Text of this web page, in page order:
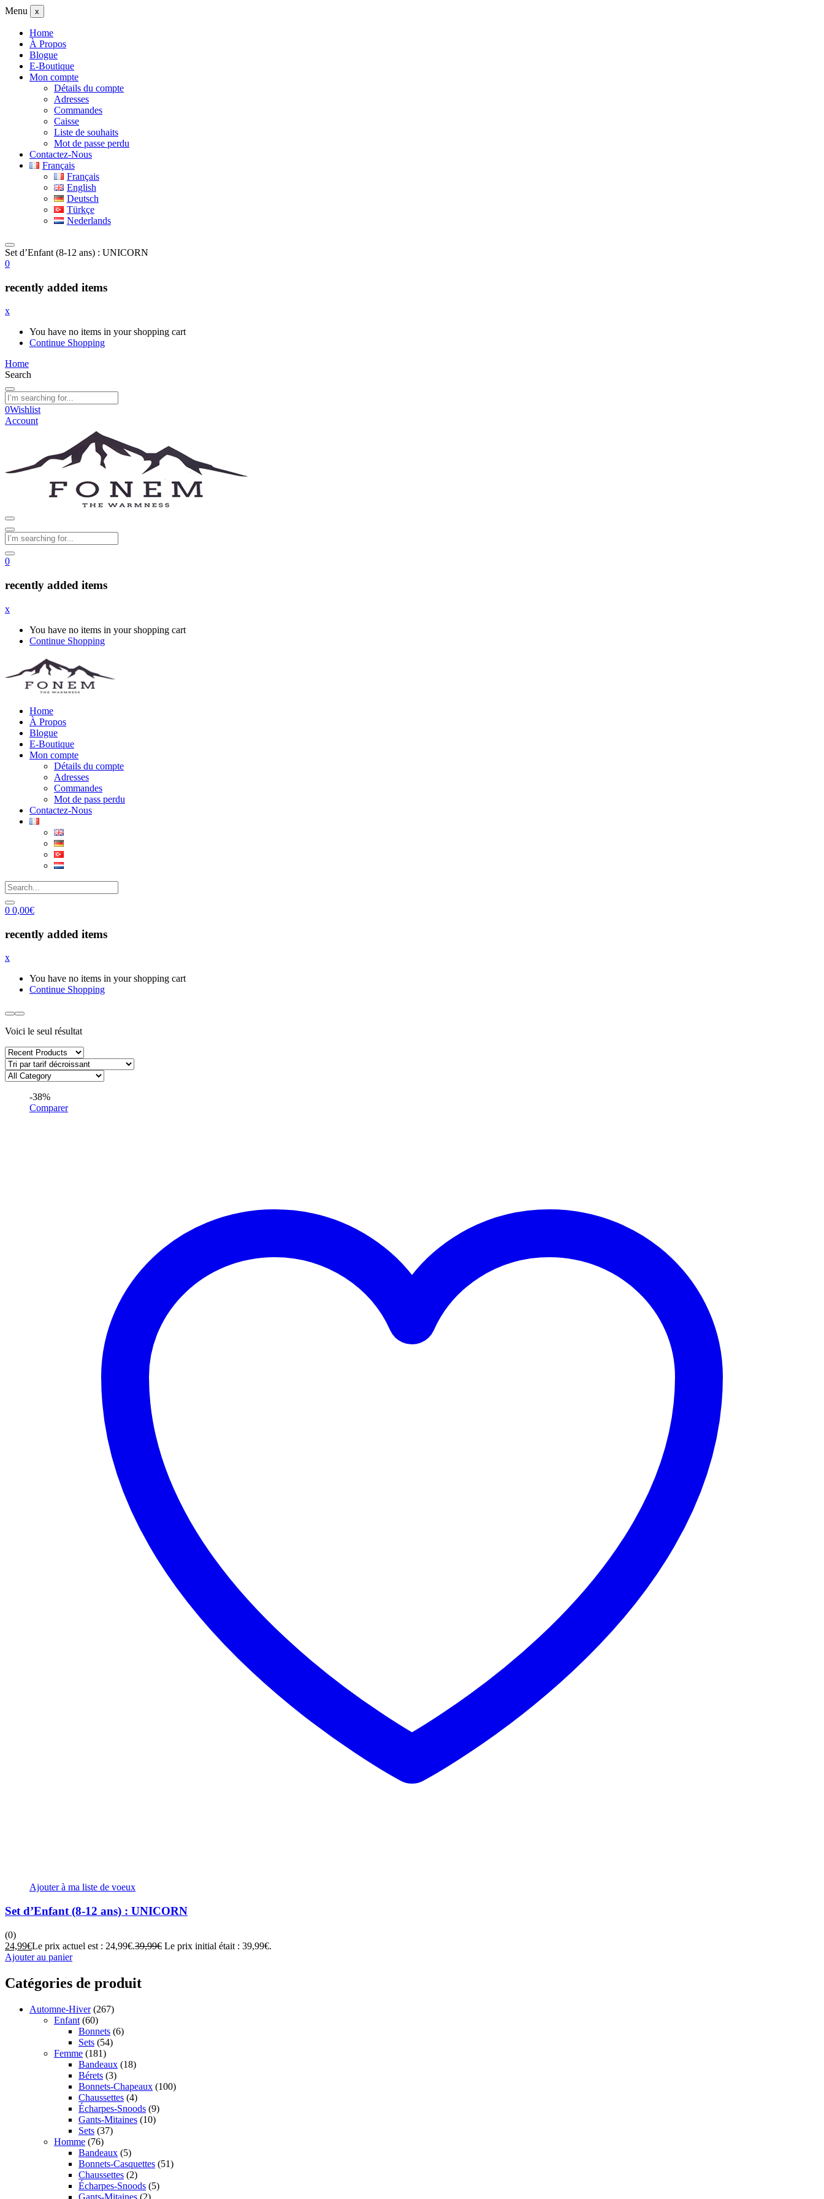
Menu x
Home
À Propos
Blogue
E-Boutique
Mon compte
Détails du compte
Adresses
Commandes
Caisse
Liste de souhaits
Mot de passe perdu
Contactez-Nous
Français
Français
English
Deutsch
Türkçe
Nederlands
Set d’Enfant (8-12 ans) : UNICORN
0
recently added items
x
You have no items in your shopping cart
Continue Shopping
Home
Search
0Wishlist
Account
0
recently added items
x
You have no items in your shopping cart
Continue Shopping
Home
À Propos
Blogue
E-Boutique
Mon compte
Détails du compte
Adresses
Commandes
Mot de pass perdu
Contactez-Nous
0 0,00€
recently added items
x
You have no items in your shopping cart
Continue Shopping
Voici le seul résultat
-38%
Comparer
Ajouter à ma liste de voeux
Set d’Enfant (8-12 ans) : UNICORN
(0)
24,99€Le prix actuel est : 24,99€.39,99€ Le prix initial était : 39,99€.
Ajouter au panier
Catégories de produit
Automne-Hiver (267)
Enfant (60)
Bonnets (6)
Sets (54)
Femme (181)
Bandeaux (18)
Bérets (3)
Bonnets-Chapeaux (100)
Chaussettes (4)
Écharpes-Snoods (9)
Gants-Mitaines (10)
Sets (37)
Homme (76)
Bandeaux (5)
Bonnets-Casquettes (51)
Chaussettes (2)
Écharpes-Snoods (5)
Gants-Mitaines (2)